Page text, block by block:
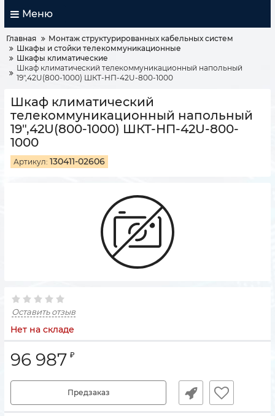
Меню
Главная
Монтаж структурированных кабельных систем
Шкафы и стойки телекоммуникационные
Шкафы климатические
Шкаф климатический телекоммуникационный напольный
19",42U(800-1000) ШКТ-НП-42U-800-1000
Шкаф климатический
телекоммуникационный напольный
19",42U(800-1000) ШКТ-НП-42U-800-
1000
Артикул: 130411-02606
Оставить отзыв
Нет на складе
96 987 ₽
Предзаказ